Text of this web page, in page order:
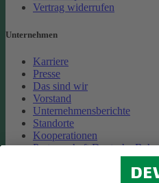
Vertrag widerrufen
Unternehmen
Karriere
Presse
Das sind wir
Vorstand
Unternehmensberichte
Standorte
Kooperationen
Partnerschaft Deutsche Bahn